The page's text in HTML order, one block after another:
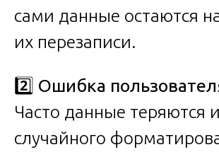
сами данные остаются
их перезаписи.
2️⃣ Ошибка
Часто данные теряются
случайного